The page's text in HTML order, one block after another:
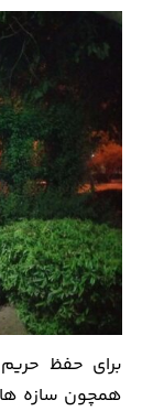
برای حفظ
همچون سازه